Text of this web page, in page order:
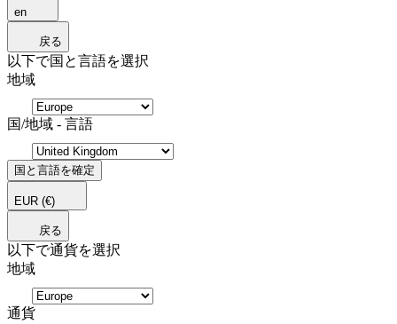
en
戻る
以下で国と言語を選択
地域
国/地域 - 言語
国と言語を確定
EUR (€)
戻る
以下で通貨を選択
地域
通貨